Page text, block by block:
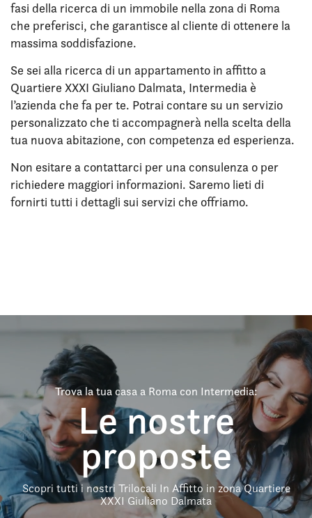
fasi della ricerca di un immobile nella zona di Roma
che preferisci, che garantisce al cliente di ottenere la
massima soddisfazione.
Se sei alla ricerca di un appartamento in affitto a
Quartiere XXXI Giuliano Dalmata, Intermedia è
l’azienda che fa per te. Potrai contare su un servizio
personalizzato che ti accompagnerà nella scelta della
tua nuova abitazione, con competenza ed esperienza.
Non esitare a contattarci per una consulenza o per
richiedere maggiori informazioni. Saremo lieti di
fornirti tutti i dettagli sui servizi che offriamo.
Trova la tua casa a Roma con Intermedia:
Le nostre
proposte
Scopri tutti i nostri Trilocali In Affitto in zona Quartiere
XXXI Giuliano Dalmata